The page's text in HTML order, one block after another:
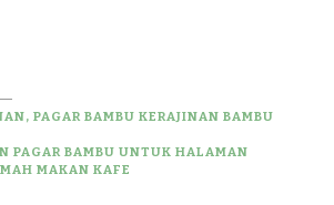
PAGAR BAMBU KERAJINAN BAMBU
PAGAR BAMBU UNTUK HALAMAN
MAKAN KAFE